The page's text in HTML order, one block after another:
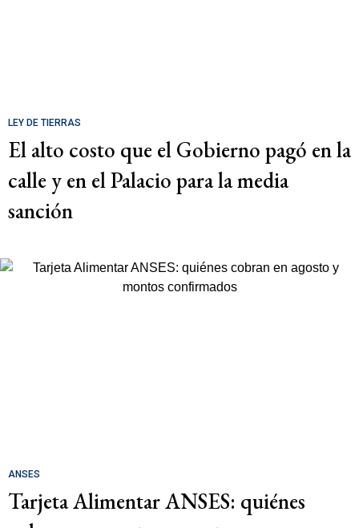
LEY DE TIERRAS
El alto costo que el Gobierno pagó en la
calle y en el Palacio para la media
sanción
ANSES
Tarjeta Alimentar ANSES: quiénes